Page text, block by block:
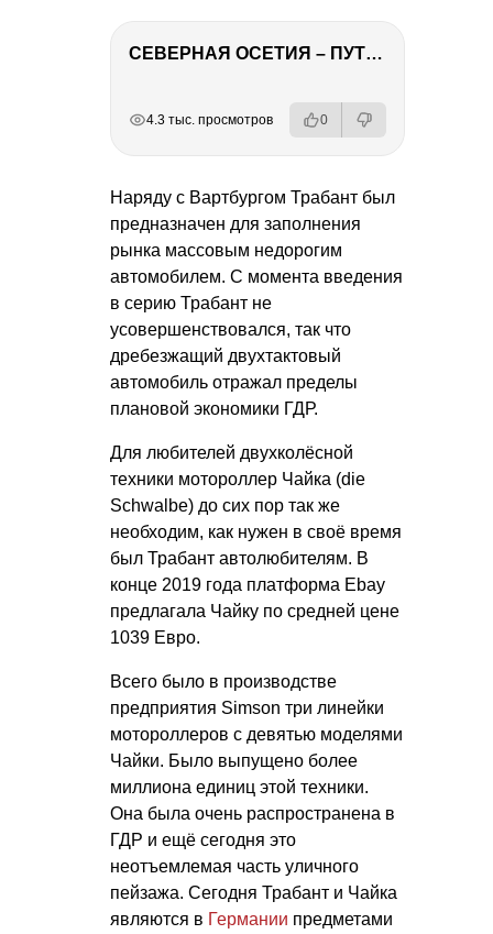
СЕВЕРНАЯ ОСЕТИЯ – ПУТЕШЕСТВИЕ НА КАВКАЗ часть 4
4.3 тыс. просмотров 0
Наряду с Вартбургом Трабант был
предназначен для заполнения
рынка массовым недорогим
автомобилем. С момента введения
в серию Трабант не
усовершенствовался, так что
дребезжащий двухтактовый
автомобиль отражал пределы
плановой экономики ГДР.
Для любителей двухколёсной
техники мотороллер Чайка (die
Schwalbe) до сих пор так же
необходим, как нужен в своё время
был Трабант автолюбителям. В
конце 2019 года платформа Ebay
предлагала Чайку по средней цене
1039 Евро.
Всего было в производстве
предприятия Simson три линейки
мотороллеров с девятью моделями
Чайки. Было выпущено более
миллиона единиц этой техники.
Она была очень распространена в
ГДР и ещё сегодня это
неотъемлемая часть уличного
пейзажа. Сегодня Трабант и Чайка
являются в Германии предметами